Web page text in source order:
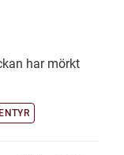
har mörkt